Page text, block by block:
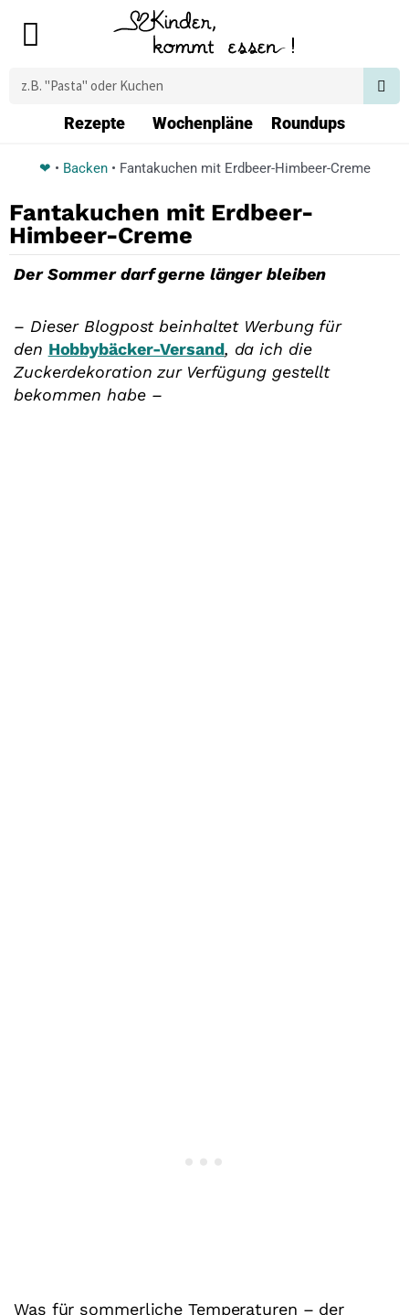
Main
Suche
Rezepte Wochenpläne Roundups
❤ • Backen• Fantakuchen mit Erdbeer-Himbeer-Creme
Fantakuchen mit Erdbeer-
Himbeer-Creme
Der Sommer darf gerne länger bleiben
– Dieser Blogpost beinhaltet Werbung für
den Hobbybäcker-Versand, da ich die
Zuckerdekoration zur Verfügung gestellt
bekommen habe –
Was für sommerliche Temperaturen – der